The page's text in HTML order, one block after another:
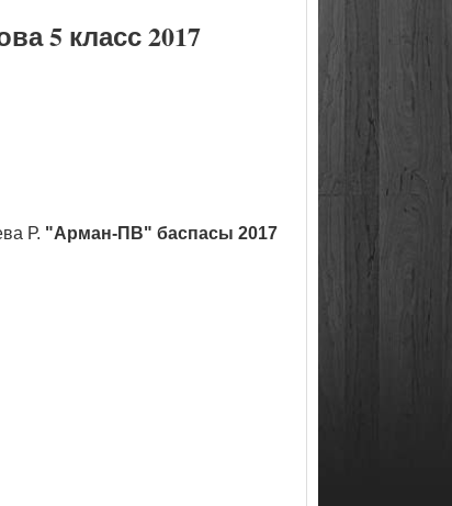
5 класс 2017
Р. "Арман-ПВ" баспасы 2017